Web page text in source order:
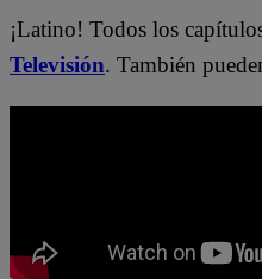
¡Latino! Todos los
Televisión. También